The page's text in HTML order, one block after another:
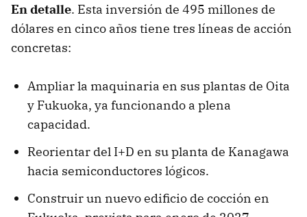
En detalle. Esta inversión de 495 millones de
dólares en cinco años tiene tres líneas de acción
concretas:
Ampliar la maquinaria en sus plantas de Oita
y Fukuoka, ya funcionando a plena
capacidad.
Reorientar del I+D en su planta de Kanagawa
hacia semiconductores lógicos.
Construir un nuevo edificio de cocción en